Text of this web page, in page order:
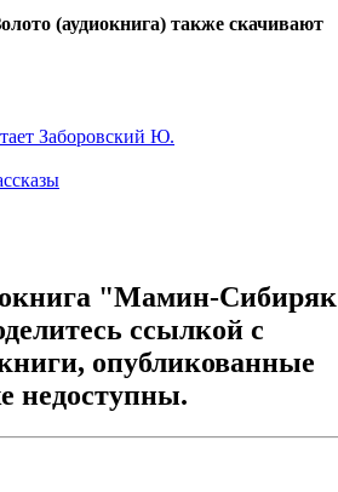
(аудиокнига) также скачивают
Заборовский Ю.
"Мамин-Сибиряк
ссылкой с
опубликованные
недоступны.